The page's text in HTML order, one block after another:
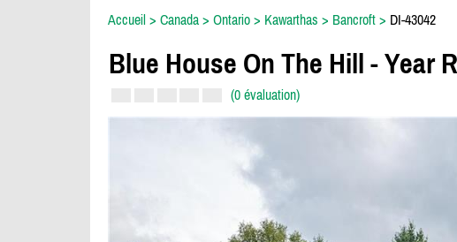
Accueil > Canada > Ontario > Kawarthas > Bancroft > DI-43042
Blue House On The Hill - Year
(0 évaluation)